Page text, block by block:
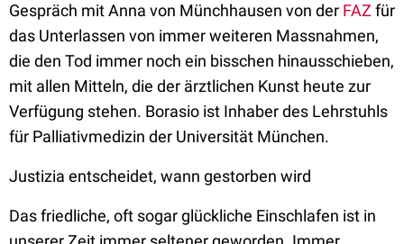
Gespräch mit Anna von Münchhausen von der FAZ für
das Unterlassen von immer weiteren Massnahmen,
die den Tod immer noch ein bisschen hinausschieben,
mit allen Mitteln, die der ärztlichen Kunst heute zur
Verfügung stehen. Borasio ist Inhaber des Lehrstuhls
für Palliativmedizin der Universität München.
Justizia entscheidet, wann gestorben wird
Das friedliche, oft sogar glückliche Einschlafen ist in